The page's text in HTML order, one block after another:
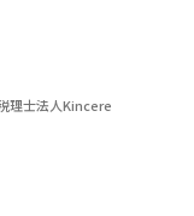
理士法人Kincere